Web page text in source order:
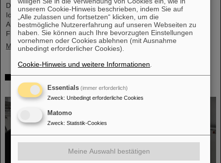
Diese Materialien, hergestellt durch Elektrodeposition und
Ionenspur-Nanotechnologie, eröffnen neue Perspektiven für
Anwendungen in mikrofluidischen Geräten, im
Flüssigkeitstransport und in der…
Mehr »
Von der Raumstation ins Forschungslabor:
Astronauten zu Gast bei GSI und FAIR
unserem Cookie-Hinweis beschrieben, indem Sie auf
„Alle zulassen und fortsetzen“ klicken, um die
bestmögliche Nutzererfahrung auf unseren Webseiten zu
haben. Sie können auch Ihre bevorzugten Einstellungen
vornehmen oder Cookies ablehnen (mit Ausnahme
unbedingt erforderlicher Cookies).
Cookie-Hinweis und weitere Informationen
Essentials (immer erforderlich)
Zweck: Unbedingt erforderliche Cookies
Matomo
Zweck: Statistik-Cookies
Meine Auswahl bestätigen